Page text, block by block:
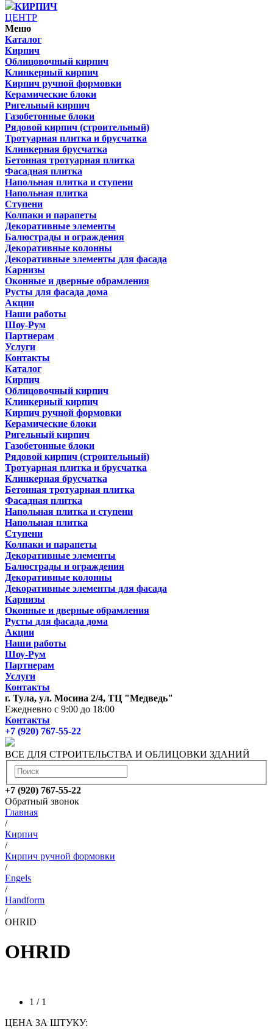
КИРПИЧ
ЦЕНТР
Меню
Каталог
Кирпич
Облицовочный кирпич
Клинкерный кирпич
Кирпич ручной формовки
Керамические блоки
Ригельный кирпич
Газобетонные блоки
Рядовой кирпич (строительный)
Тротуарная плитка и брусчатка
Клинкерная брусчатка
Бетонная тротуарная плитка
Фасадная плитка
Напольная плитка и ступени
Напольная плитка
Ступени
Колпаки и парапеты
Декоративные элементы
Балюстрады и ограждения
Декоративные колонны
Декоративные элементы для фасада
Карнизы
Оконные и дверные обрамления
Русты для фасада дома
Акции
Наши работы
Шоу-Рум
Партнерам
Услуги
Контакты
Каталог
Кирпич
Облицовочный кирпич
Клинкерный кирпич
Кирпич ручной формовки
Керамические блоки
Ригельный кирпич
Газобетонные блоки
Рядовой кирпич (строительный)
Тротуарная плитка и брусчатка
Клинкерная брусчатка
Бетонная тротуарная плитка
Фасадная плитка
Напольная плитка и ступени
Напольная плитка
Ступени
Колпаки и парапеты
Декоративные элементы
Балюстрады и ограждения
Декоративные колонны
Декоративные элементы для фасада
Карнизы
Оконные и дверные обрамления
Русты для фасада дома
Акции
Наши работы
Шоу-Рум
Партнерам
Услуги
Контакты
г. Тула, ул. Мосина 2/4, ТЦ "Медведь"
Ежедневно с 9:00 до 18:00
Контакты
+7 (920) 767-55-22
ВСЕ ДЛЯ СТРОИТЕЛЬСТВА И ОБЛИЦОВКИ ЗДАНИЙ
+7 (920) 767-55-22
Обратный звонок
Главная
/
Кирпич
/
Кирпич ручной формовки
/
Engels
/
Handform
/
OHRID
OHRID
1 / 1
ЦЕНА ЗА ШТУКУ: